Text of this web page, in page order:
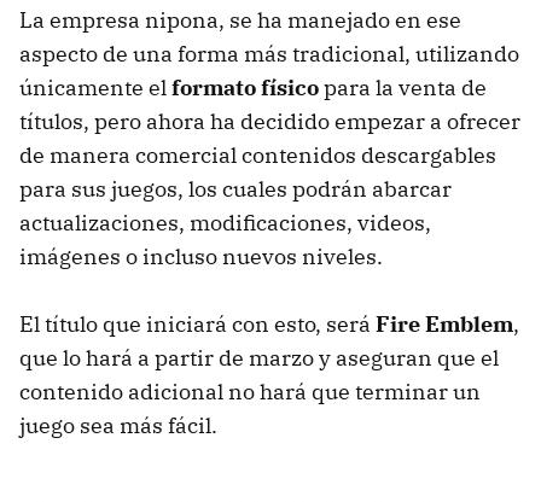
La empresa nipona, se ha manejado en ese
aspecto de una forma más tradicional, utilizando
únicamente elformato físicopara la venta de
títulos, pero ahora ha decidido empezar a ofrecer
de manera comercial contenidos descargables
para sus juegos, los cuales podrán abarcar
actualizaciones, modificaciones, videos,
imágenes o incluso nuevos niveles.
El título que iniciará con esto, será Fire Emblem,
que lo hará a partir de marzo y aseguran que el
contenido adicional no hará que terminar un
juego sea más fácil.